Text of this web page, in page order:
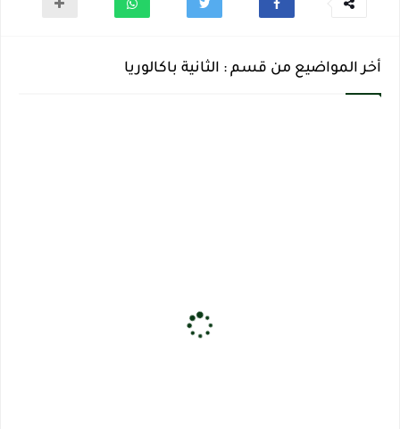
أخر المواضيع من قسم : الثانية باكالوريا